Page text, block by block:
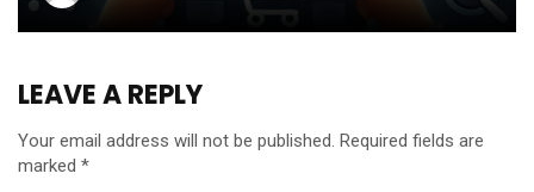
LEAVE A REPLY
Your email address will not be published. Required fields are
marked *